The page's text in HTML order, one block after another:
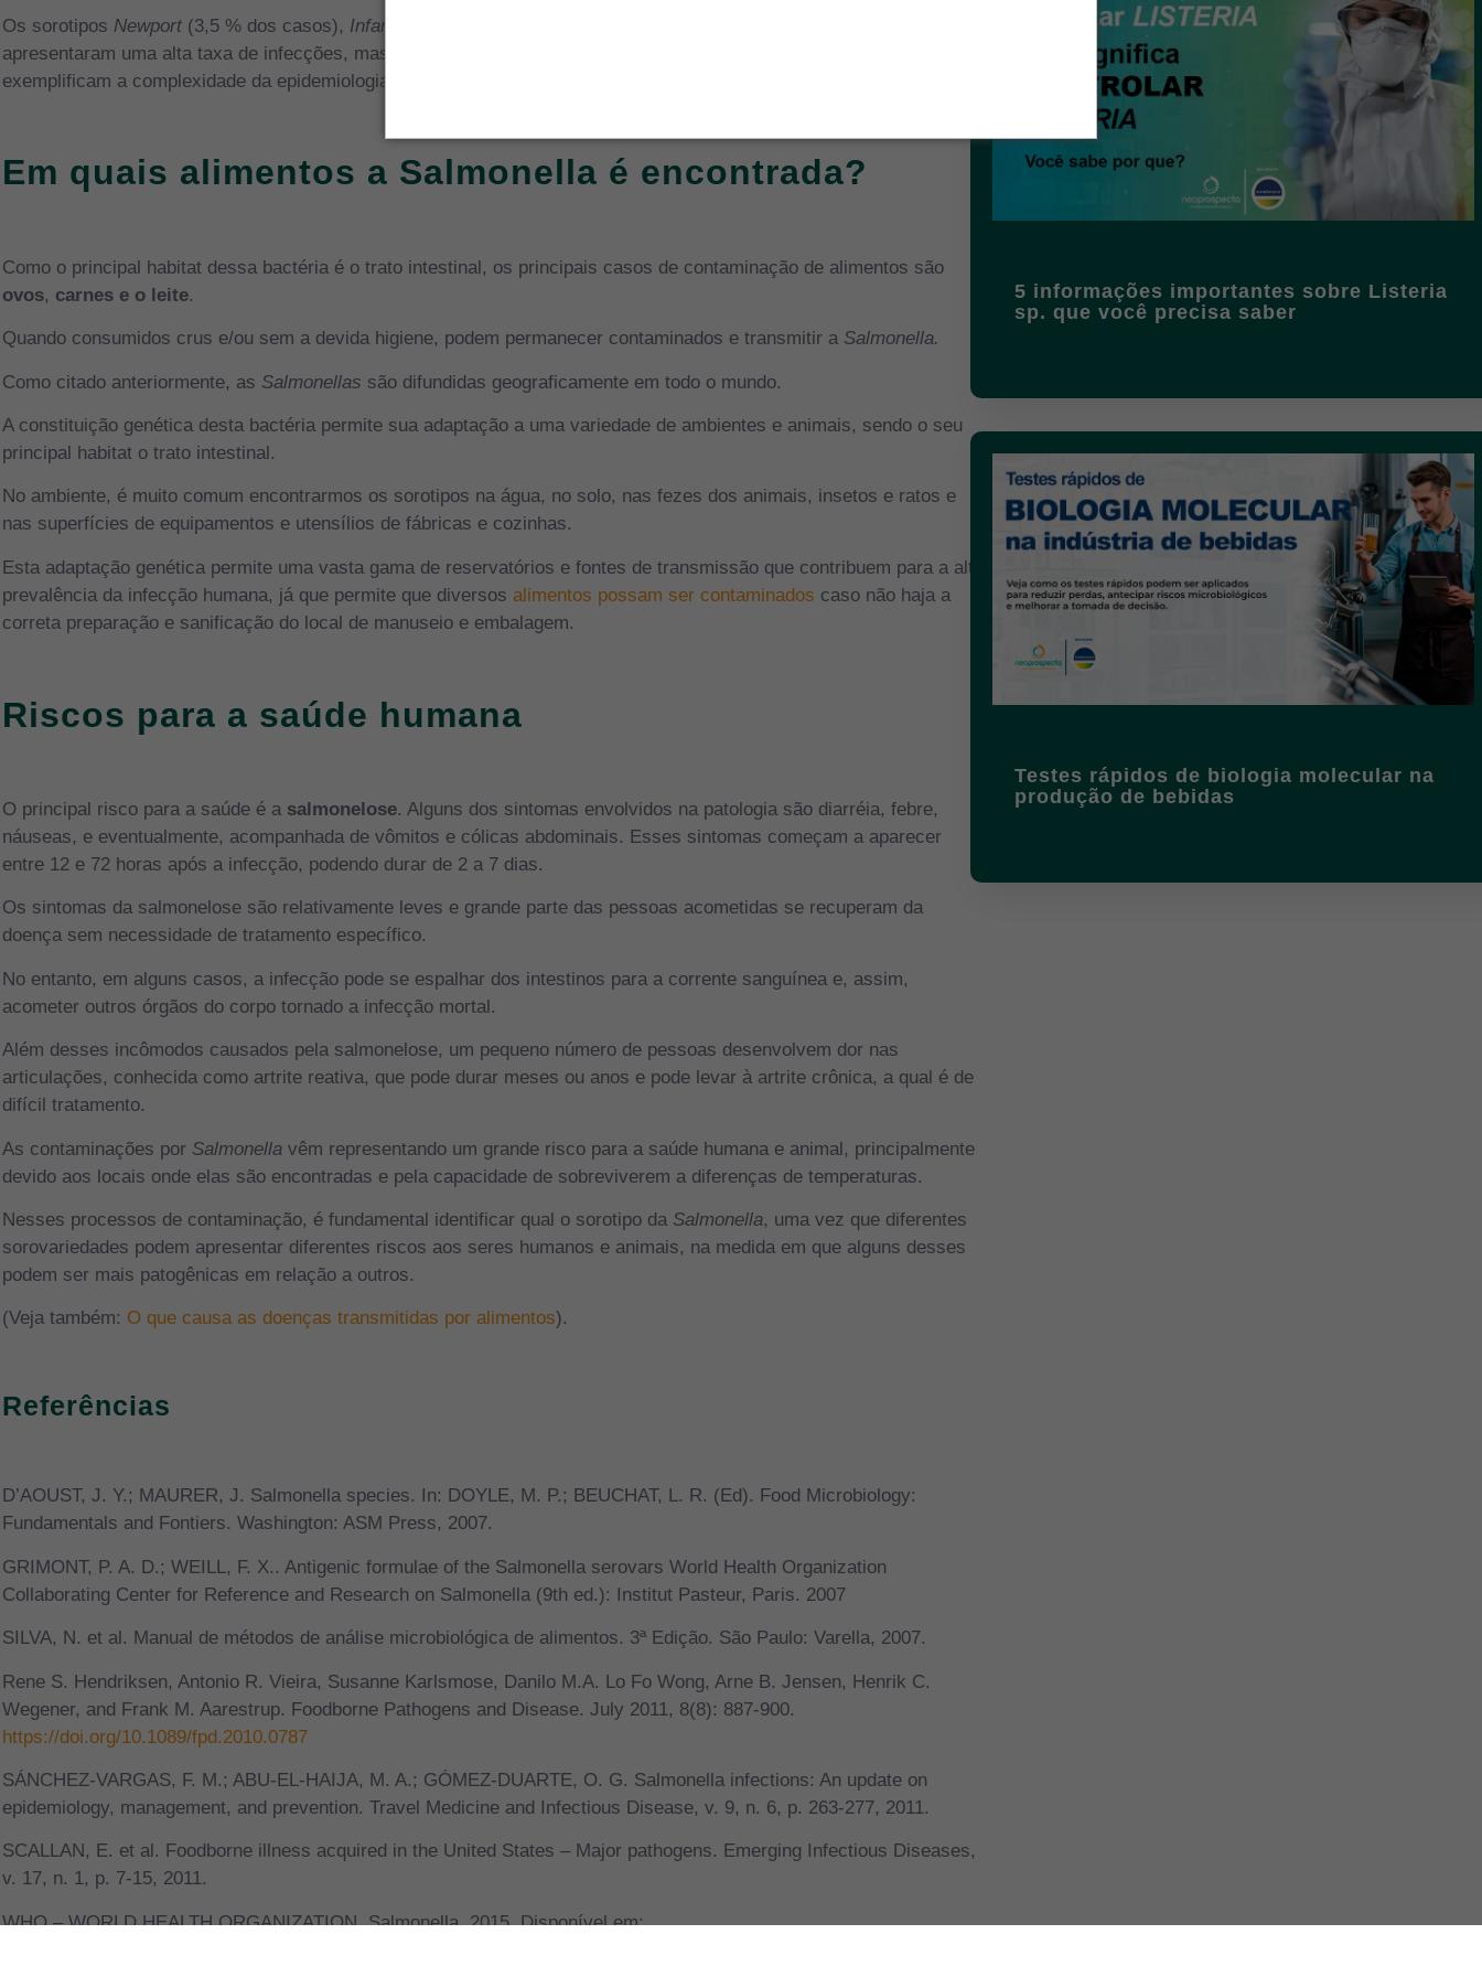
Os sorotipos Newport (3,5 % dos casos), Infantis
apresentaram uma alta taxa de infecções, mas com grandes diferenças entre as regiões. Os dados deste estudo
exemplificam a complexidade da epidemiologia global da
Em quais alimentos a Salmonella é encontrada?
Como o principal habitat dessa bactéria é o trato intestinal, os principais casos de contaminação de alimentos são
ovos, carnes e o leite.
Quando consumidos crus e/ou sem a devida higiene, podem permanecer contaminados e transmitir a Salmonella.
Como citado anteriormente, as Salmonellas são difundidas geograficamente em todo o mundo.
A constituição genética desta bactéria permite sua adaptação a uma variedade de ambientes e animais, sendo o seu
principal habitat o trato intestinal.
No ambiente, é muito comum encontrarmos os sorotipos na água, no solo, nas fezes dos animais, insetos e ratos e
nas superfícies de equipamentos e utensílios de fábricas e cozinhas.
Esta adaptação genética permite uma vasta gama de reservatórios e fontes de transmissão que contribuem para a alta
prevalência da infecção humana, já que permite que diversos alimentos possam ser contaminados caso não haja a
correta preparação e sanificação do local de manuseio e embalagem.
Riscos para a saúde humana
O principal risco para a saúde é a salmonelose. Alguns dos sintomas envolvidos na patologia são diarréia, febre,
náuseas, e eventualmente, acompanhada de vômitos e cólicas abdominais. Esses sintomas começam a aparecer
entre 12 e 72 horas após a infecção, podendo durar de 2 a 7 dias.
Os sintomas da salmonelose são relativamente leves e grande parte das pessoas acometidas se recuperam da
doença sem necessidade de tratamento específico.
No entanto, em alguns casos, a infecção pode se espalhar dos intestinos para a corrente sanguínea e, assim,
acometer outros órgãos do corpo tornado a infecção mortal.
Além desses incômodos causados pela salmonelose, um pequeno número de pessoas desenvolvem dor nas
articulações, conhecida como artrite reativa, que pode durar meses ou anos e pode levar à artrite crônica, a qual é de
difícil tratamento.
As contaminações por Salmonella vêm representando um grande risco para a saúde humana e animal, principalmente
devido aos locais onde elas são encontradas e pela capacidade de sobreviverem a diferenças de temperaturas.
Nesses processos de contaminação, é fundamental identificar qual o sorotipo da Salmonella, uma vez que diferentes
sorovariedades podem apresentar diferentes riscos aos seres humanos e animais, na medida em que alguns desses
podem ser mais patogênicas em relação a outros.
(Veja também: O que causa as doenças transmitidas por alimentos).
Referências
D’AOUST, J. Y.; MAURER, J. Salmonella species. In: DOYLE, M. P.; BEUCHAT, L. R. (Ed). Food Microbiology:
Fundamentals and Fontiers. Washington: ASM Press, 2007.
GRIMONT, P. A. D.; WEILL, F. X.. Antigenic formulae of the Salmonella serovars World Health Organization
Collaborating Center for Reference and Research on Salmonella (9th ed.): Institut Pasteur, Paris. 2007
SILVA, N. et al. Manual de métodos de análise microbiológica de alimentos. 3ª Edição. São Paulo: Varella, 2007.
Rene S. Hendriksen, Antonio R. Vieira, Susanne Karlsmose, Danilo M.A. Lo Fo Wong, Arne B. Jensen, Henrik C.
Wegener, and Frank M. Aarestrup. Foodborne Pathogens and Disease. July 2011, 8(8): 887-900.
https://doi.org/10.1089/fpd.2010.0787
SÁNCHEZ-VARGAS, F. M.; ABU-EL-HAIJA, M. A.; GÓMEZ-DUARTE, O. G. Salmonella infections: An update on
epidemiology, management, and prevention. Travel Medicine and Infectious Disease, v. 9, n. 6, p. 263-277, 2011.
SCALLAN, E. et al. Foodborne illness acquired in the United States – Major pathogens. Emerging Infectious Diseases,
v. 17, n. 1, p. 7-15, 2011.
WHO – WORLD HEALTH ORGANIZATION. Salmonella. 2015. Disponível em:
5 informações importantes sobre Listeria
sp. que você precisa saber
Testes rápidos de biologia molecular na
produção de bebidas